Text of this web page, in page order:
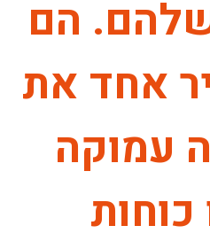
הם
אחד את
עמוקה
כוחות